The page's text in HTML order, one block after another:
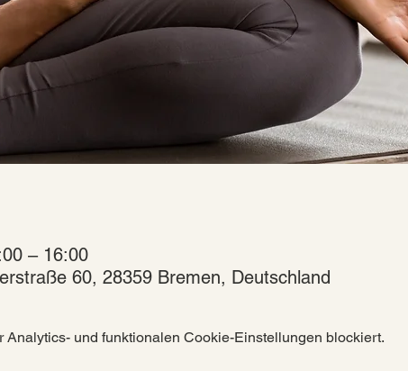
– 16:00
60, 28359 Bremen, Deutschland
Analytics- und funktionalen Cookie-Einstellungen blockiert.